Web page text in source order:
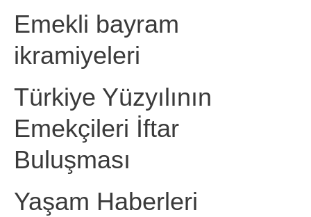
Emekli bayram
ikramiyeleri
Türkiye Yüzyılının
Emekçileri İftar
Buluşması
Yaşam Haberleri